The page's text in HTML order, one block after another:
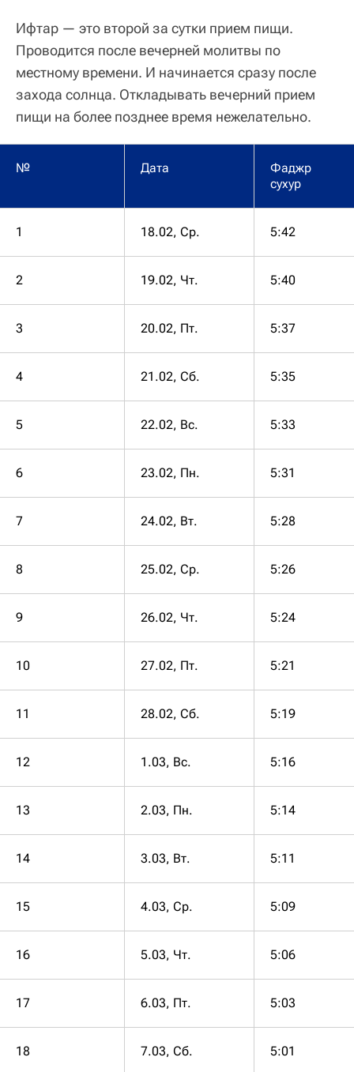
Ифтар — это второй за сутки прием пищи.
Проводится после вечерней молитвы по
местному времени. И начинается сразу после
захода солнца. Откладывать вечерний прием
пищи на более позднее время нежелательно.
№ Дата
Фаджр
сухур
1 18.02, Ср. 5:42
2 19.02, Чт. 5:40
3 20.02, Пт. 5:37
4 21.02, Сб. 5:35
5 22.02, Вс. 5:33
6 23.02, Пн. 5:31
7 24.02, Вт. 5:28
8 25.02, Ср. 5:26
9 26.02, Чт. 5:24
10 27.02, Пт. 5:21
11 28.02, Сб. 5:19
12 1.03, Вс. 5:16
13 2.03, Пн. 5:14
14 3.03, Вт. 5:11
15 4.03, Ср. 5:09
16 5.03, Чт. 5:06
17 6.03, Пт. 5:03
18 7.03, Сб. 5:01